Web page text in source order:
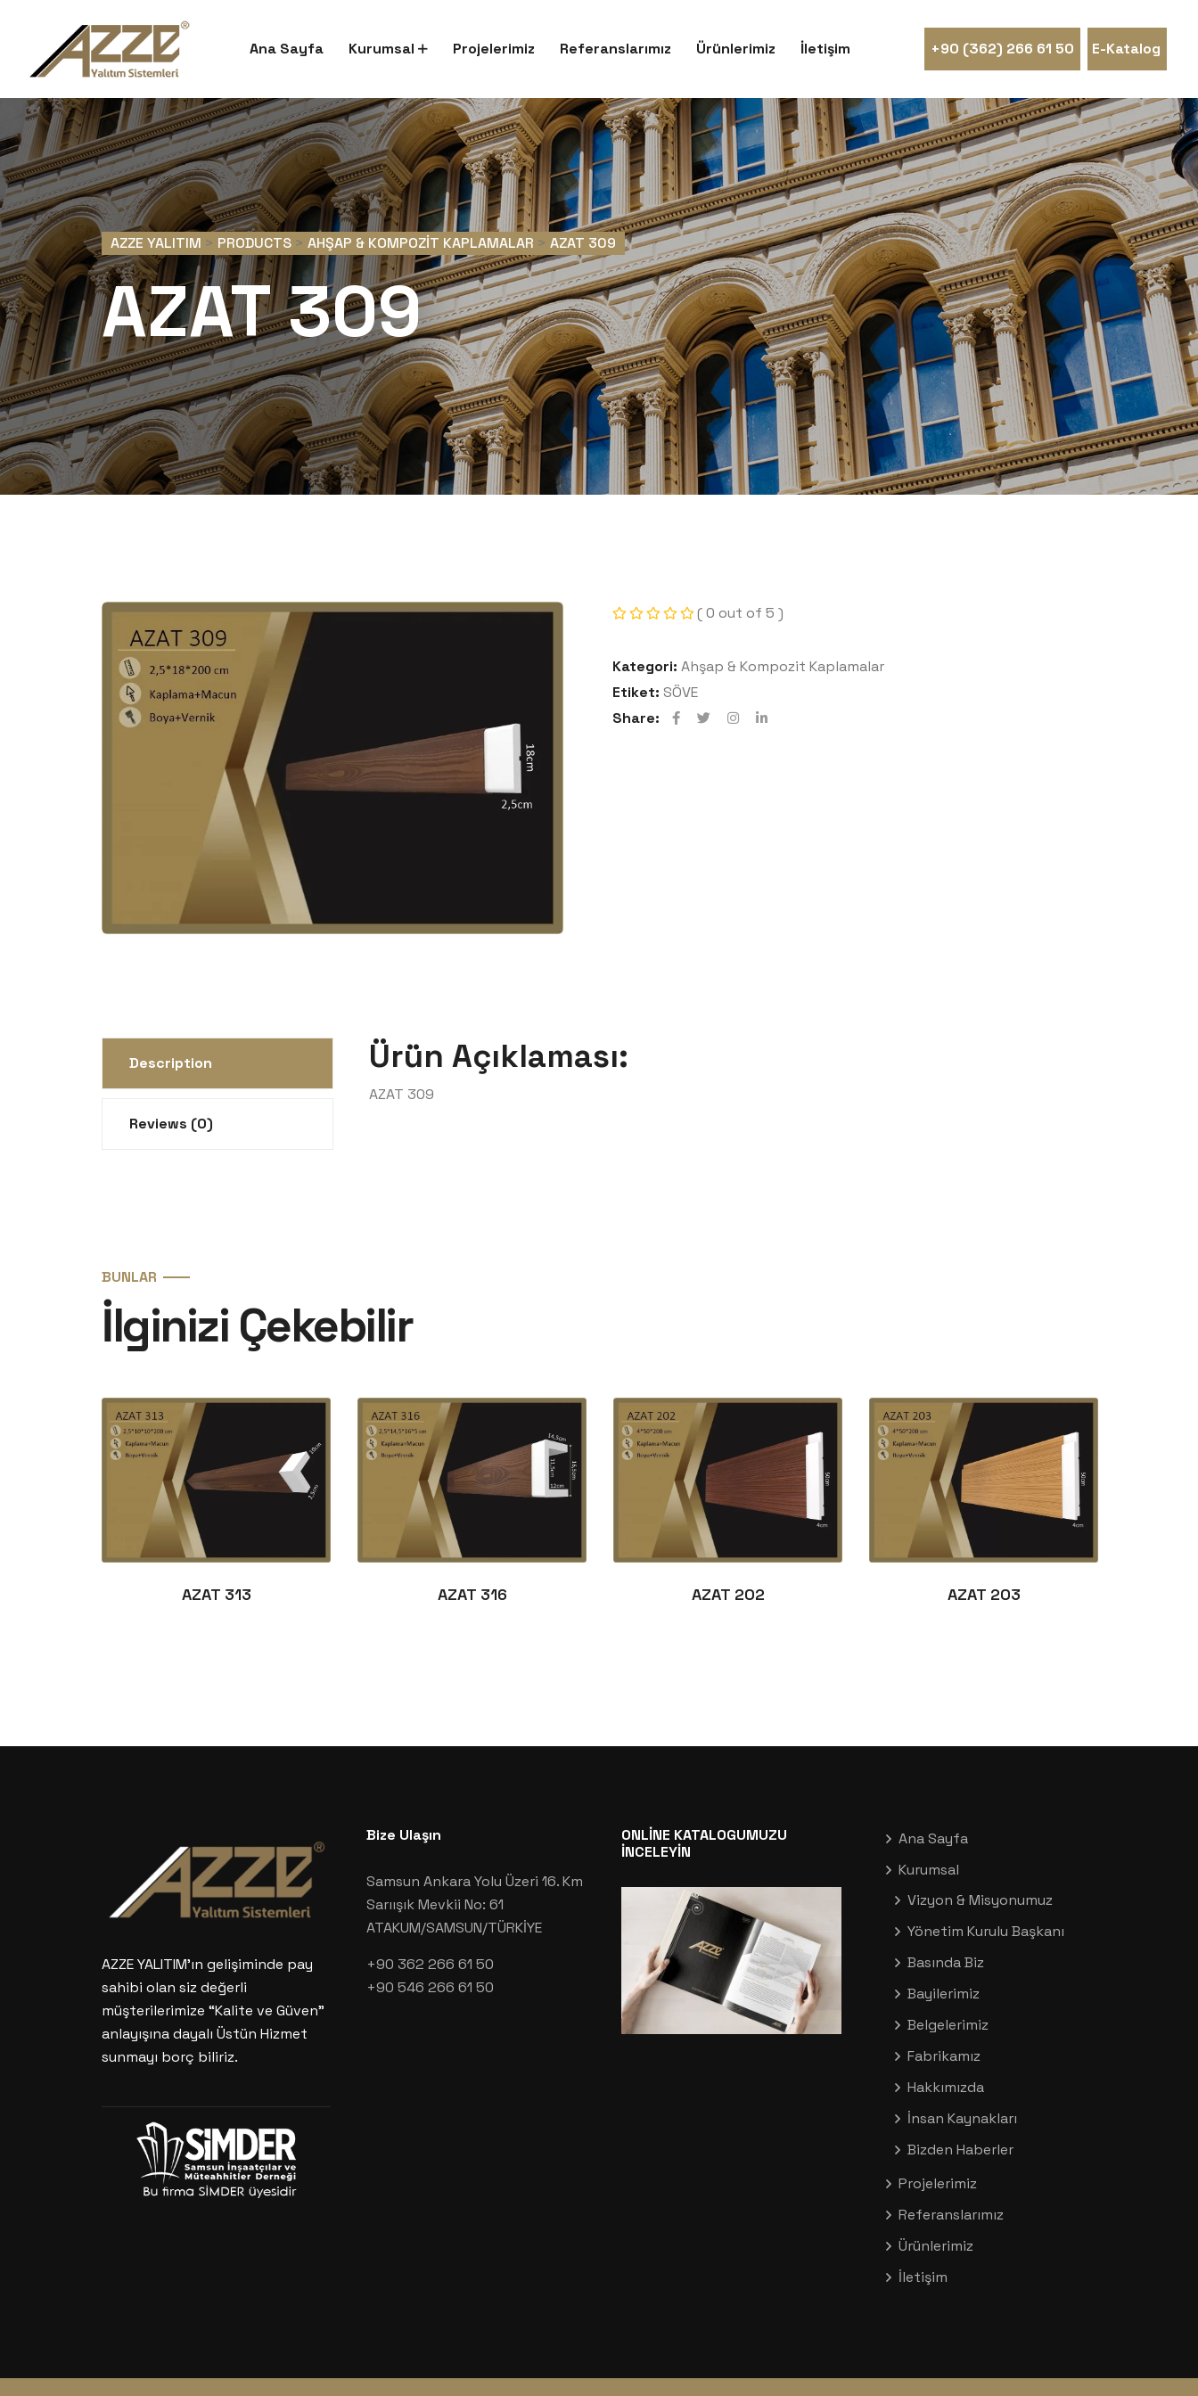
Ana Sayfa Kurumsal Projelerimiz Referanslarımız Ürünlerimiz İletişim +90 (362) 266 61 50 E-Katalog
AZZE YALITIM > PRODUCTS > AHŞAP & KOMPOZIT KAPLAMALAR > AZAT 309
AZAT 309
( 0 out of 5 )
Kategori: Ahşap & Kompozit Kaplamalar
Etiket: SÖVE
Share:
Description
Reviews (0)
Ürün Açıklaması:
AZAT 309
BUNLAR
İlginizi Çekebilir
AZAT 313 AZAT 316 AZAT 202 AZAT 203
AZZE YALITIM’ın gelişiminde pay
sahibi olan siz değerli
müşterilerimize “Kalite ve Güven”
anlayışına dayalı Üstün Hizmet
sunmayı borç biliriz.
Bize Ulaşın
Samsun Ankara Yolu Üzeri 16. Km
Sarıışık Mevkii No: 61
ATAKUM/SAMSUN/TÜRKİYE
+90 362 266 61 50
+90 546 266 61 50
ONLİNE KATALOGUMUZU
İNCELEYİN
Ana Sayfa
Kurumsal
Vizyon & Misyonumuz
Yönetim Kurulu Başkanı
Basında Biz
Bayilerimiz
Belgelerimiz
Fabrikamız
Hakkımızda
İnsan Kaynakları
Bizden Haberler
Projelerimiz
Referanslarımız
Ürünlerimiz
İletişim